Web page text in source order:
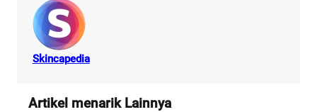
Skincapedia
Artikel menarik Lainnya